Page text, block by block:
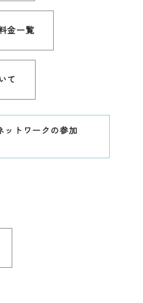
金一覧
て
ットワークの参加